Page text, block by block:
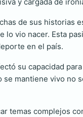
de sus historias
vio nacer. Esta
en el país.
su capacidad
mantiene vivo no
temas complejos